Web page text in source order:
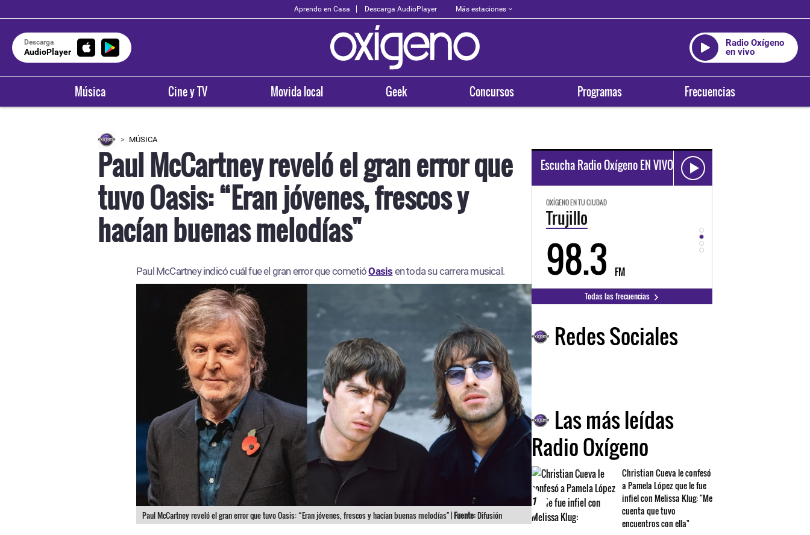
Aprendo en Casa Descarga AudioPlayer Más estaciones
Descarga
AudioPlayer
Radio Oxígeno
en vivo
Música Cine y TV Movida local Geek Concursos Programas Frecuencias
MÚSICA
Paul McCartney reveló el gran error que
tuvo Oasis: “Eran jóvenes, frescos y
hacían buenas melodías"
Paul McCartney indicó cuál fue el gran error que cometióOasis en toda su carrera musical.
Paul McCartney reveló el gran error que tuvo Oasis: “Eran jóvenes, frescos y hacían buenas melodías" |Fuente:Difusión
Escucha Radio Oxígeno EN VIVO
OXÍGENO EN TU CIUDAD
Arequipa
93.5 FM
OXÍGENO EN TU CIUDAD
Trujillo
98.3 FM 94.3
Todas las frecuencias
Redes Sociales
Las más leídas
Radio Oxígeno
1
Christian Cueva le confesó
a Pamela López que le fue
infiel con Melissa Klug: "Me
cuenta que tuvo
encuentros con ella"